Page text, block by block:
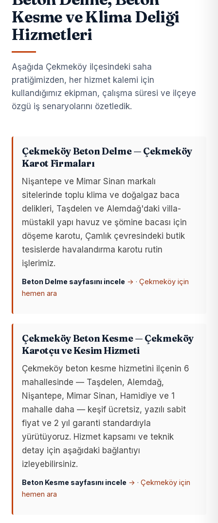
Kesme ve Klima Deliği
Hizmetleri
Aşağıda Çekmeköy ilçesindeki saha
pratiğimizden, her hizmet kalemi için
kullandığımız ekipman, çalışma süresi ve ilçeye
özgü iş senaryolarını özetledik.
Çekmeköy Beton Delme — Çekmeköy
Karot Firmaları
Nişantepe ve Mimar Sinan markalı
sitelerinde toplu klima ve doğalgaz baca
delikleri, Taşdelen ve Alemdağ'daki villa-
müstakil yapı havuz ve şömine bacası için
döşeme karotu, Çamlık çevresindeki butik
tesislerde havalandırma karotu rutin
işlerimiz.
Beton Delme sayfasını incele → · Çekmeköy için
hemen ara
Çekmeköy Beton Kesme — Çekmeköy
Karotçu ve Kesim Hizmeti
Çekmeköy beton kesme hizmetini ilçenin 6
mahallesinde — Taşdelen, Alemdağ,
Nişantepe, Mimar Sinan, Hamidiye ve 1
mahalle daha — keşif ücretsiz, yazılı sabit
fiyat ve 2 yıl garanti standardıyla
yürütüyoruz. Hizmet kapsamı ve teknik
detay için aşağıdaki bağlantıyı
izleyebilirsiniz.
Beton Kesme sayfasını incele → · Çekmeköy için
hemen ara